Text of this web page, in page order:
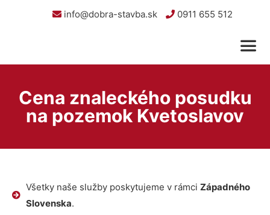
info@dobra-stavba.sk 0911 655 512
Cena znaleckého posudku
na pozemok Kvetoslavov
Všetky naše služby poskytujeme v rámci Západného
Slovenska.